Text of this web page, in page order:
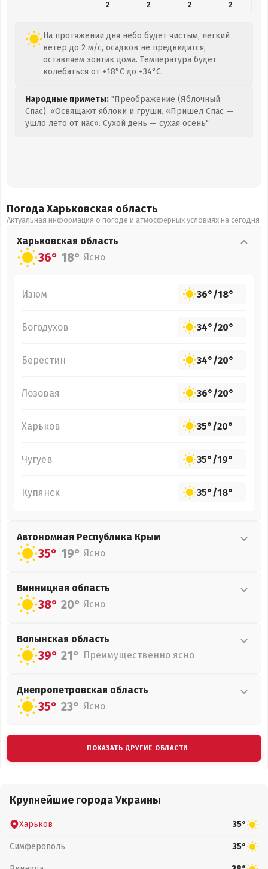
2
2 2 2
На протяжении дня небо будет чистым, легкий
ветер до 2 м/с, осадков не предвидится,
оставляем зонтик дома. Температура будет
колебаться от +18°C до +34°C.
Народные приметы: "Преображение (Яблочный
Спас). «Освящают яблоки и груши. «Пришел Спас —
ушло лето от нас». Сухой день — сухая осень"
Погода Харьковская область
Актуальная информация о погоде и атмосферных условиях на сегодня
Харьковская область
36° 18° Ясно
Изюм 36°/18°
Богодухов 34°/20°
Берестин 34°/20°
Лозовая 36°/20°
Харьков 35°/20°
Чугуев 35°/19°
Купянск 35°/18°
Автономная Республика Крым
35° 19° Ясно
Винницкая область
38° 20° Ясно
Волынская область
39° 21° Преимущественно ясно
Днепропетровская область
35° 23° Ясно
ПОКАЗАТЬ ДРУГИЕ ОБЛАСТИ
Крупнейшие города Украины
Харьков 35°
Симферополь 35°